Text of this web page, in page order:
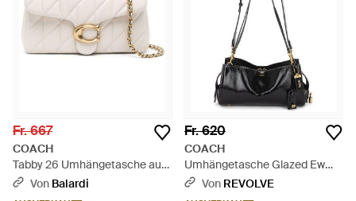
Fr. 667
COACH
Tabby 26 Umhängetasche aus
Leder - Natur
Von Balardi
Fr. 620
COACH
Umhängetasche Glazed Ew
Rogue - Schwarz
Von REVOLVE